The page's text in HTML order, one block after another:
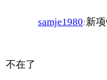
samje1980:新
不在了